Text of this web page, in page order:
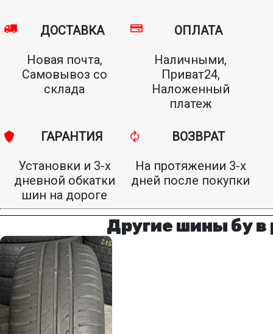
ДОСТАВКА
Новая почта,
Самовывоз со
склада
ОПЛАТА
Наличными,
Приват24,
Наложенный
платеж
ГАРАНТИЯ
Установки и 3-х
дневной обкатки
шин на дороге
ВОЗВРАТ
На протяжении 3-х
дней после покупки
Другие шины бу в